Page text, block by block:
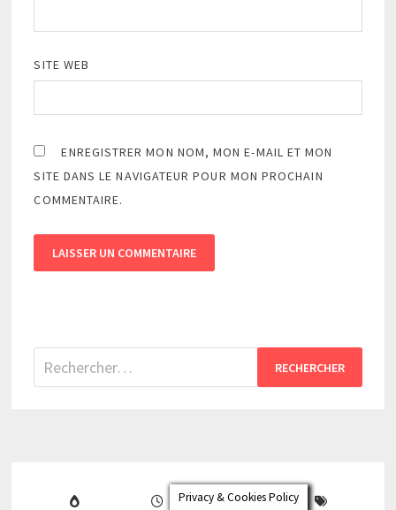
SITE WEB
ENREGISTRER MON NOM, MON E-MAIL ET MON
SITE DANS LE NAVIGATEUR POUR MON PROCHAIN
COMMENTAIRE.
Rechercher :
Privacy & Cookies Policy